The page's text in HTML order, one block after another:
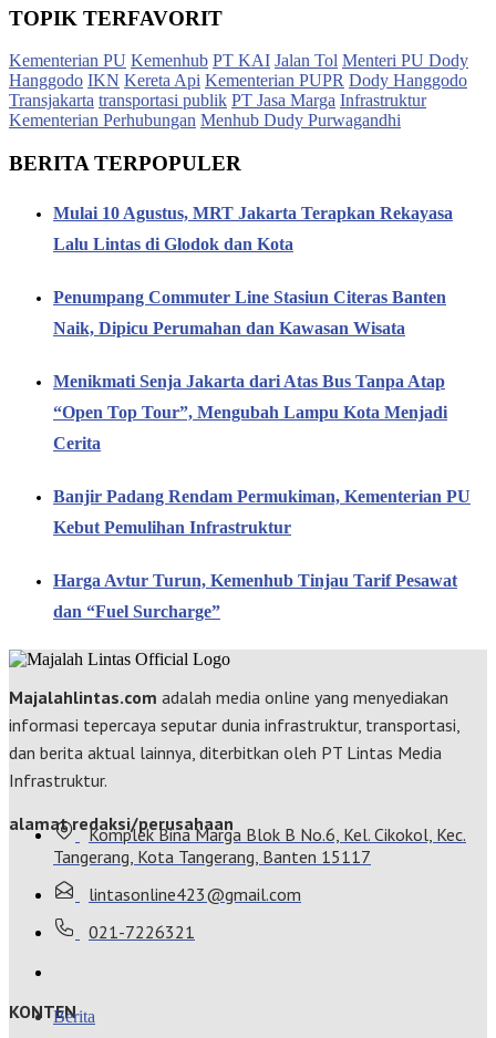
TOPIK TERFAVORIT
Kementerian PU Kemenhub PT KAI Jalan Tol Menteri PU Dody
Hanggodo IKN Kereta Api Kementerian PUPR Dody Hanggodo
Transjakarta transportasi publik PT Jasa Marga Infrastruktur
Kementerian Perhubungan Menhub Dudy Purwagandhi
BERITA TERPOPULER
Mulai 10 Agustus, MRT Jakarta Terapkan Rekayasa
Lalu Lintas di Glodok dan Kota
Penumpang Commuter Line Stasiun Citeras Banten
Naik, Dipicu Perumahan dan Kawasan Wisata
Menikmati Senja Jakarta dari Atas Bus Tanpa Atap
“Open Top Tour”, Mengubah Lampu Kota Menjadi
Cerita
Banjir Padang Rendam Permukiman, Kementerian PU
Kebut Pemulihan Infrastruktur
Harga Avtur Turun, Kemenhub Tinjau Tarif Pesawat
dan “Fuel Surcharge”
Majalahlintas.com adalah media online yang menyediakan
informasi tepercaya seputar dunia infrastruktur, transportasi,
dan berita aktual lainnya, diterbitkan oleh PT Lintas Media
Infrastruktur.
alamat redaksi/perusahaan
Komplek Bina Marga Blok B No.6, Kel. Cikokol, Kec.
Tangerang, Kota Tangerang, Banten 15117
lintasonline423@gmail.com
021-7226321
KONTEN
Berita